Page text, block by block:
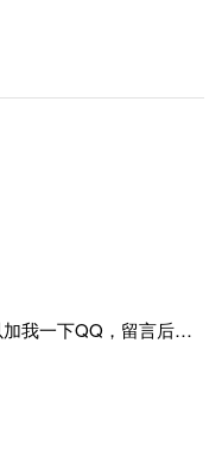
可以的，已经重置密码，可以加我一下QQ，留言后我就发密码给你。